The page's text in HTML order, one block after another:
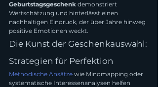
Geburtstagsgeschenk demonstriert
Wertschätzung und hinterlässt einen
nachhaltigen Eindruck, der über Jahre hinweg
positive Emotionen weckt.
Die Kunst der Geschenkauswahl:
Strategien für Perfektion
Methodische Ansätze wie Mindmapping oder
systematische Interessenanalysen helfen